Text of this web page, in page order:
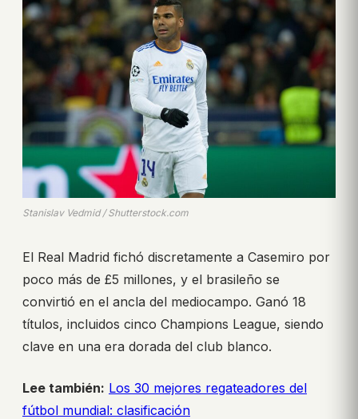
Stanislav Vedmid / Shutterstock.com
El Real Madrid fichó discretamente a Casemiro por
poco más de £5 millones, y el brasileño se
convirtió en el ancla del mediocampo. Ganó 18
títulos, incluidos cinco Champions League, siendo
clave en una era dorada del club blanco.
Lee también: Los 30 mejores regateadores del
fútbol mundial: clasificación